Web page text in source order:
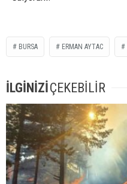
BURSA ERMAN AYTAC
İLGİNİZİÇEKEBİLİR